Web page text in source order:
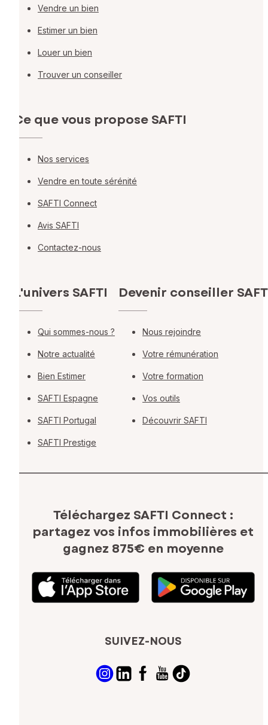
Vendre un bien
Estimer un bien
Louer un bien
Trouver un conseiller
Ce que vous propose SAFTI
Nos services
Vendre en toute sérénité
SAFTI Connect
Avis SAFTI
Contactez-nous
L'univers SAFTI
Qui sommes-nous ?
Notre actualité
Bien Estimer
SAFTI Espagne
SAFTI Portugal
SAFTI Prestige
Devenir conseiller
Nous rejoindre
Votre rémunération
Votre formation
Vos outils
Découvrir SAFTI
Téléchargez SAFTI Connect :
partagez vos infos immobilières et
gagnez 875€ en moyenne
SUIVEZ-NOUS